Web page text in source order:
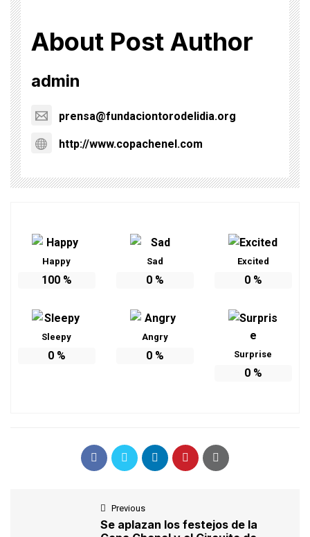
About Post Author
admin
prensa@fundaciontorodelidia.org
http://www.copachenel.com
Happy
100%
Sad
0%
Excited
0%
Sleepy
0%
Angry
0% Surprise
0%
Previous
Se aplazan los festejos de la